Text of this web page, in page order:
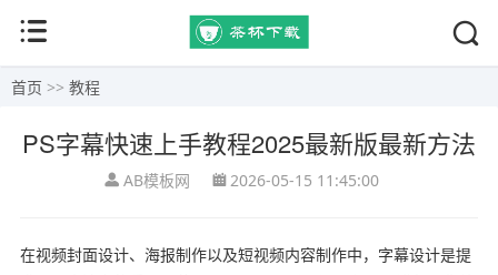
首页 >> 教程
PS字幕快速上手教程2025最新版最新方法
AB模板网 2026-05-15 11:45:00
在视频封面设计、海报制作以及短视频内容制作中，字幕设计是提